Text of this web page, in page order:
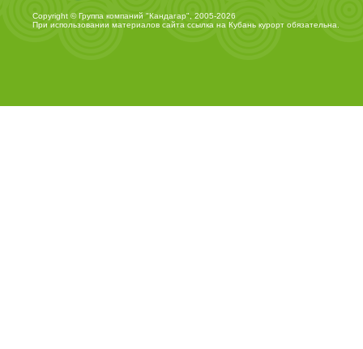
Copyright © Группа компаний "Кандагар", 2005-2026
При использовании материалов сайта ссылка на Кубань курортобязательна.